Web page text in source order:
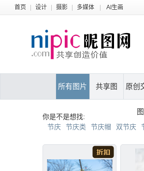
首页 设计 摄影 多媒体 AI生画
所有图片 共享图 原创
图
你是不是想找:
节庆 节庆类 节庆帽 双节庆